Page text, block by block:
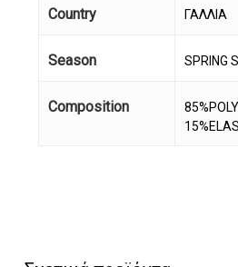
Κανένα
Country ΓΑΛΛΙΑ
Season SPRING
Composition